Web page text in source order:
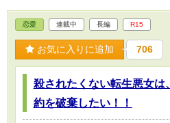
恋愛 連載中 長編 R15
お気に入りに追加 706
殺されたくない転生悪女は
約を破棄したい！！